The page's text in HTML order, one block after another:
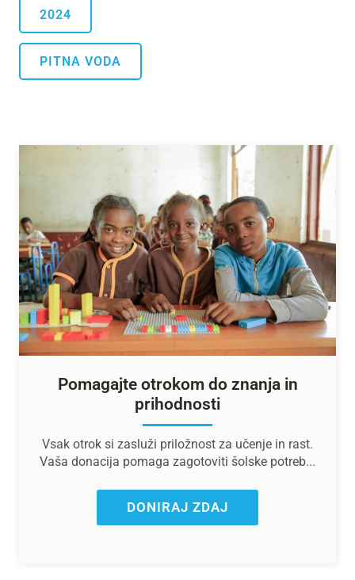
2024
PITNA VODA
Pomagajte otrokom do znanja in
prihodnosti
Vsak otrok si zasluži priložnost za učenje in rast.
Vaša donacija pomaga zagotoviti šolske potreb...
DONIRAJ ZDAJ